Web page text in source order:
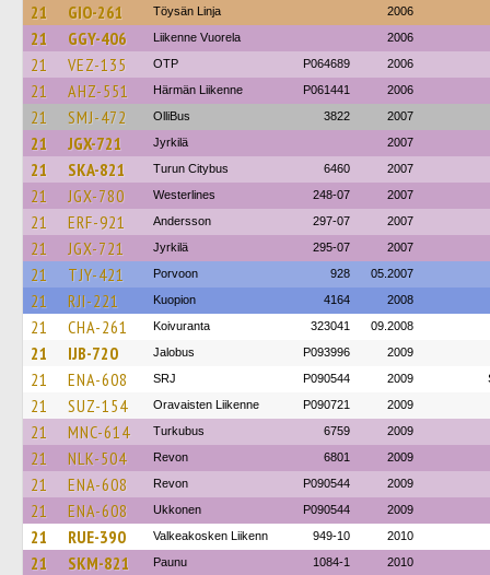
21 GIO-261 Töysän Linja 2006
21 GGY-406 Liikenne Vuorela 2006
21 VEZ-135 OTP P064689 2006
21 AHZ-551 Härmän Liikenne P061441 2006
21 SMJ-472 OlliBus 3822 2007
21 JGX-721 Jyrkilä 2007
21 SKA-821 Turun Citybus 6460 2007
21 JGX-780 Westerlines 248-07 2007
21 ERF-921 Andersson 297-07 2007
21 JGX-721 Jyrkilä 295-07 2007
21 TJY-421 Porvoon 928 05.2007
21 RJI-221 Kuopion 4164 2008
21 CHA-261 Koivuranta 323041 09.2008
21 IJB-720 Jalobus P093996 2009
21 ENA-608 SRJ P090544 2009
21 SUZ-154 Oravaisten Liikenne P090721 2009
21 MNC-614 Turkubus 6759 2009
21 NLK-504 Revon 6801 2009
21 ENA-608 Revon P090544 2009
21 ENA-608 Ukkonen P090544 2009
21 RUE-390 Valkeakosken Liikenn 949-10 2010
21 SKM-821 Paunu 1084-1 2010